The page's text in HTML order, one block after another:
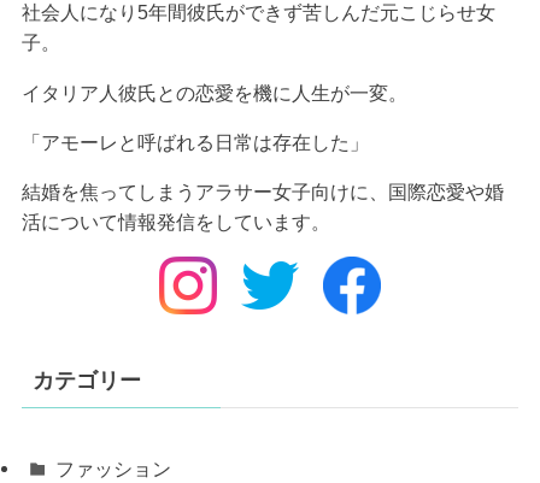
社会人になり5年間彼氏ができず苦しんだ元こじらせ女
子。
イタリア人彼氏 との恋愛を機に人生が一変。
「アモーレと呼ばれる日常は存在した」
結婚を焦ってしまうアラサー女子向けに、国際恋愛や婚
活について情報発信をしています。
カテゴリー
ファッション